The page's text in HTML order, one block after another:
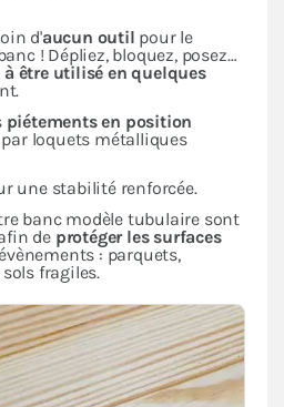
d'aucun outil pour le
! Dépliez, bloquez, posez…
à être utilisé en quelques
piétements en position
loquets métalliques
une stabilité renforcée.
banc modèle tubulaire sont
de protéger les surfaces
: parquets,
fragiles.